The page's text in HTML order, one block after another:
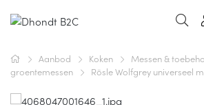
Aanbod Koken Messen &
groentemessen
Rösle Wolfgrey universeel